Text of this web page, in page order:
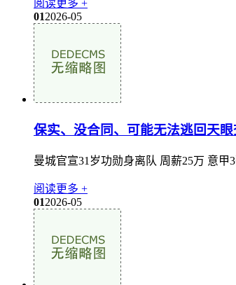
阅读更多 +
012026-05
保实、没合同、可能无法逃回天
曼城官宣31岁功勋身离队 周薪25万 意
阅读更多 +
012026-05